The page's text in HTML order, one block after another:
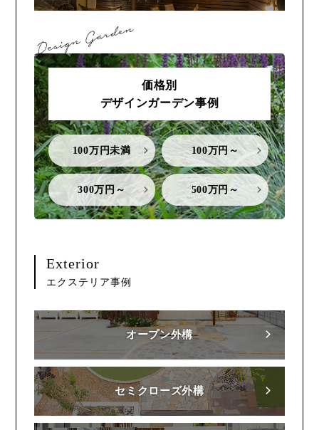
価格別
デザインガーデン事例
100万円未満 100万円～
300万円～ 500万円～
Exterior
エクステリア事例
オープン外構
セミクローズ外構